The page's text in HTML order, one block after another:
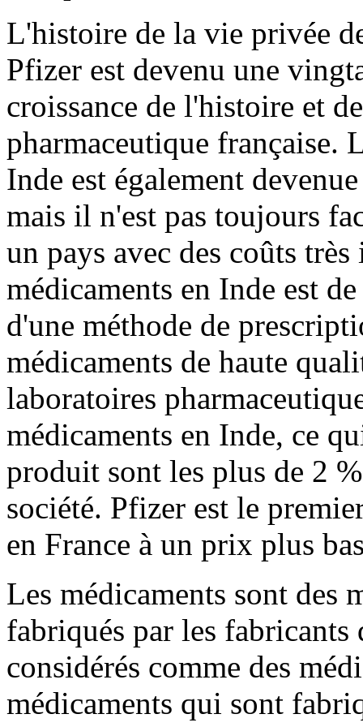
L'histoire de la vie privée
Pfizer est devenu une
croissance de l'histoire et
pharmaceutique française.
Inde est également
mais il n'est pas toujours
un pays avec des coûts
médicaments en Inde est
d'une méthode de
médicaments de haute
laboratoires
médicaments en Inde, ce
produit sont les plus de 2
société. Pfizer est le
en France à un prix plus
Les médicaments sont des
fabriqués par les fabricants
considérés comme des
médicaments qui sont